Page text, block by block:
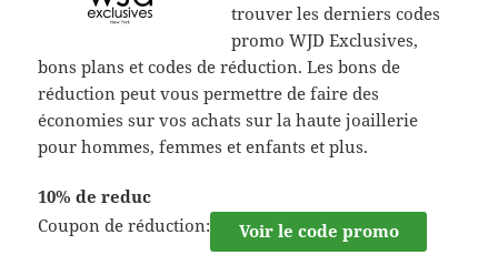
trouver les derniers codes
promo WJD Exclusives,
bons plans et codes de réduction. Les bons de
réduction peut vous permettre de faire des
économies sur vos achats sur la haute joaillerie
pour hommes, femmes et enfants et plus.
10% de reduc
Coupon de réduction:
Voir le code promo